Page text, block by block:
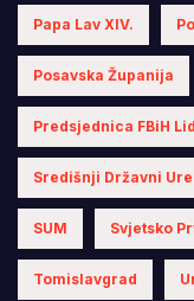
Papa Lav XIV.
Posavska Županija
Predsjednica FBiH
Središnji Državni
SUM Svjetsko
Tomislavgrad